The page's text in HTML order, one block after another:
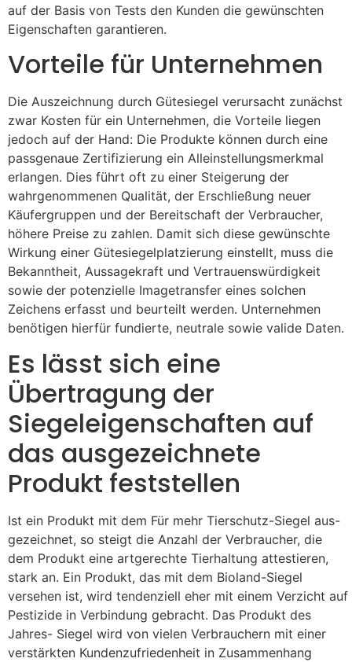
auf der Basis von Tests den Kunden die gewünschten
Eigenschaften garantieren.
Vorteile für Unternehmen
Die Auszeichnung durch Gütesiegel verursacht zunächst
zwar Kosten für ein Unternehmen, die Vorteile liegen
jedoch auf der Hand: Die Produkte können durch eine
passgenaue Zertifizierung ein Alleinstellungsmerkmal
erlangen. Dies führt oft zu einer Steigerung der
wahrgenommenen Qualität, der Erschließung neuer
Käufergruppen und der Bereitschaft der Verbraucher,
höhere Preise zu zahlen. Damit sich diese gewünschte
Wirkung einer Gütesiegelplatzierung einstellt, muss die
Bekanntheit, Aussagekraft und Vertrauenswürdigkeit
sowie der potenzielle Imagetransfer eines solchen
Zeichens erfasst und beurteilt werden. Unternehmen
benötigen hierfür fundierte, neutrale sowie valide Daten.
Es lässt sich eine
Übertragung der
Siegeleigenschaften auf
das ausgezeichnete
Produkt feststellen
Ist ein Produkt mit dem Für mehr Tierschutz-Siegel aus-
gezeichnet, so steigt die Anzahl der Verbraucher, die
dem Produkt eine artgerechte Tierhaltung attestieren,
stark an. Ein Produkt, das mit dem Bioland-Siegel
versehen ist, wird tendenziell eher mit einem Verzicht auf
Pestizide in Verbindung gebracht. Das Produkt des
Jahres- Siegel wird von vielen Verbrauchern mit einer
verstärkten Kundenzufriedenheit in Zusammenhang